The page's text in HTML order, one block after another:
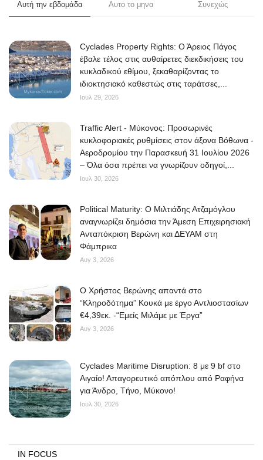
Αυτή την εβδομάδα Αυτο το μηνα Συνεχώς
Cyclades Property Rights: Ο Άρειος Πάγος
έβαλε τέλος στις αυθαίρετες διεκδικήσεις του
κυκλαδικού εθίμου, ξεκαθαρίζοντας το
ιδιοκτησιακό καθεστώς στις ταράτσες,...
Ιουλ 29, 2026
Traffic Alert - Μύκονος: Προσωρινές
κυκλοφοριακές ρυθμίσεις στον άξονα Βόθωνα -
Αεροδρομίου την Παρασκευή 31 Ιουλίου 2026
– Όλα όσα πρέπει να γνωρίζουν οδηγοί,...
Ιουλ 30, 2026
Political Maturity: Ο Μιλτιάδης Ατζαμόγλου
αναγνωρίζει δημόσια την Άμεση Επιχειρησιακή
Ανταπόκριση Βερώνη και ΔΕΥΑΜ στη
Φάμπρικα
Αυγ 3, 2026
O Χρήστος Βερώνης απαντά στο
“Κληροδότημα” Κουκά με έργο Αντλιοστασίων
€4,39εκ. -“Εμείς Μιλάμε με Έργα”
Αυγ 3, 2026
Cyclades Maritime Disruption: 8 με 9 bf στο
Αιγαίο! Απαγορευτικό απόπλου από Ραφήνα
για Άνδρο, Τήνο, Μύκονο!
Ιουλ 30, 2026
IN FOCUS